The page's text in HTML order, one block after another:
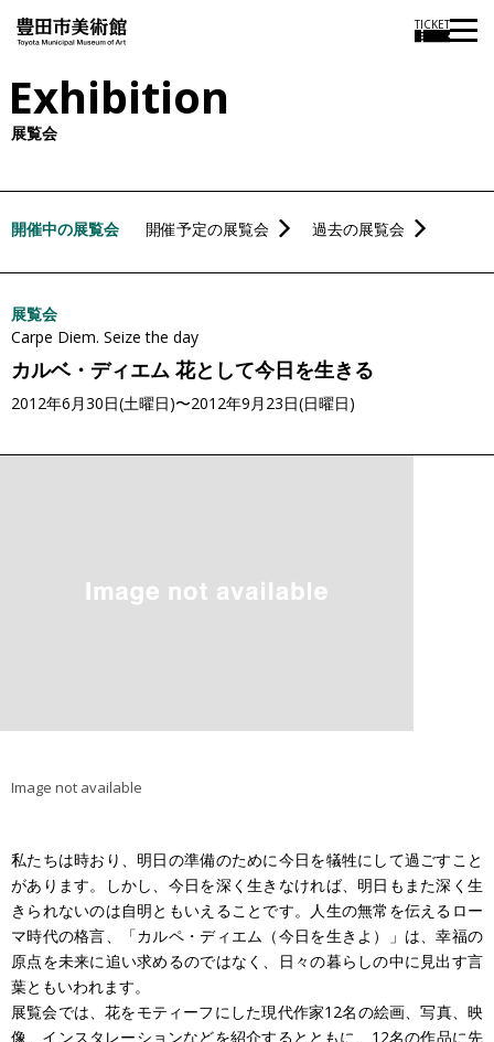
TICKET
本
文
に
ス
キ
プ
Exhibition
展覧会
開催中の展覧会 開催予定の展覧会 過去の展覧会
展覧会
Carpe Diem. Seize the day
カルベ・ディエム 花として今日を生きる
2012年6月30日(土曜日)〜2012年9月23日(日曜日)
Image not available
私たちは時おり、明日の準備のために今日を犠牲にして過ごすこと
があります。しかし、今日を深く生きなければ、明日もまた深く生
きられないのは自明ともいえることです。人生の無常を伝えるロー
マ時代の格言、「カルペ・ディエム（今日を生きよ）」は、幸福の
原点を未来に追い求めるのではなく、日々の暮らしの中に見出す言
葉ともいわれます。
展覧会では、花をモティーフにした現代作家12名の絵画、写真、映
像、インスタレーションなどを紹介するとともに、12名の作品に先